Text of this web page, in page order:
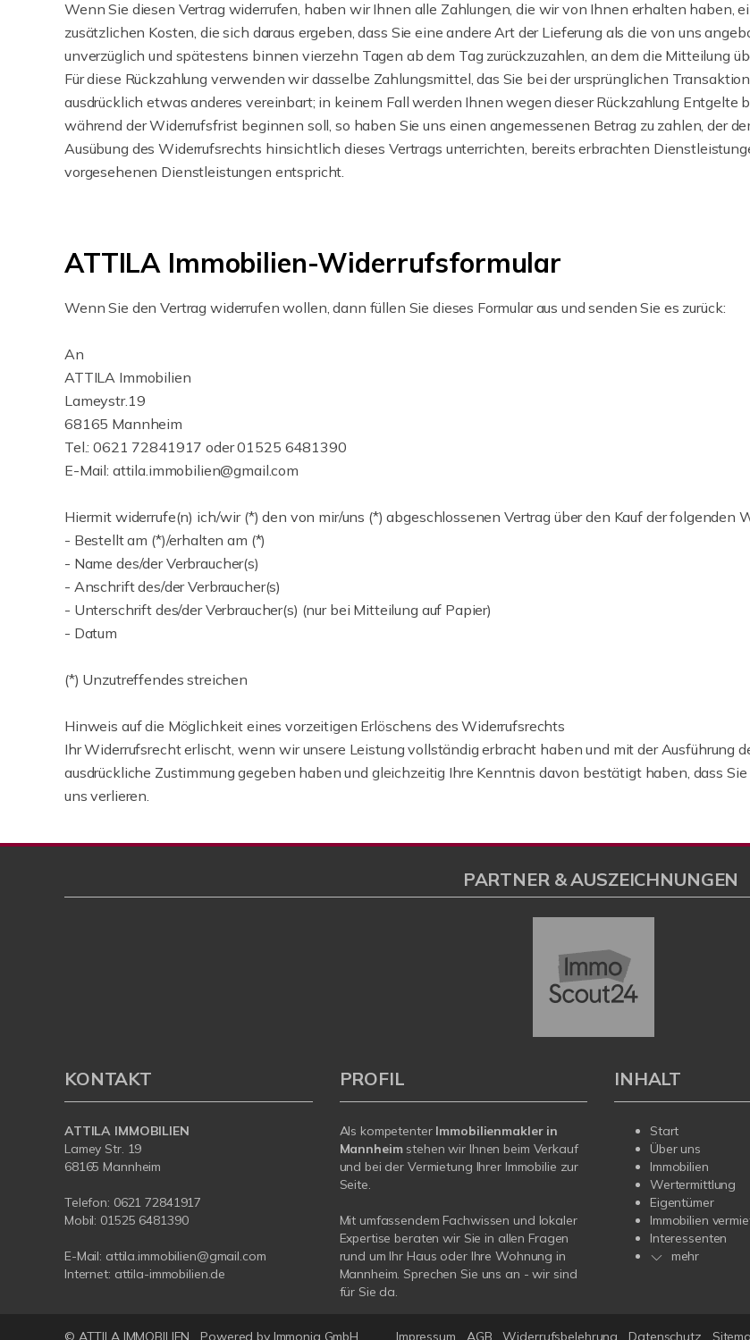
Wenn Sie diesen Vertrag widerrufen, haben wir Ihnen alle Zahlungen, die wir von Ihnen erhalten haben,
zusätzlichen Kosten, die sich daraus ergeben, dass Sie eine andere Art der Lieferung als die von uns
unverzüglich und spätestens binnen vierzehn Tagen ab dem Tag zurückzuzahlen, an dem die Mitteilung
Für diese Rückzahlung verwenden wir dasselbe Zahlungsmittel, das Sie bei der ursprünglichen
ausdrücklich etwas anderes vereinbart; in keinem Fall werden Ihnen wegen dieser Rückzahlung Entgelte
während der Widerrufsfrist beginnen soll, so haben Sie uns einen angemessenen Betrag zu zahlen, der
Ausübung des Widerrufsrechts hinsichtlich dieses Vertrags unterrichten, bereits erbrachten
vorgesehenen Dienstleistungen entspricht.
ATTILA Immobilien-Widerrufsformular
Wenn Sie den Vertrag widerrufen wollen, dann füllen Sie dieses Formular aus und senden Sie es zurück:
An
ATTILA Immobilien
Lameystr.19
68165 Mannheim
Tel.: 0621 72841917 oder 01525 6481390
E-Mail: attila.immobilien@gmail.com
Hiermit widerrufe(n) ich/wir (*) den von mir/uns (*) abgeschlossenen Vertrag über den Kauf der folgenden
- Bestellt am (*)/erhalten am (*)
- Name des/der Verbraucher(s)
- Anschrift des/der Verbraucher(s)
- Unterschrift des/der Verbraucher(s) (nur bei Mitteilung auf Papier)
- Datum
(*) Unzutreffendes streichen
Hinweis auf die Möglichkeit eines vorzeitigen Erlöschens des Widerrufsrechts
Ihr Widerrufsrecht erlischt, wenn wir unsere Leistung vollständig erbracht haben und mit der Ausführung
ausdrückliche Zustimmung gegeben haben und gleichzeitig Ihre Kenntnis davon bestätigt haben, dass
uns verlieren.
PARTNER & AUSZEICHNUNGEN
KONTAKT
ATTILA IMMOBILIEN
Lamey Str. 19
68165 Mannheim
Telefon: 0621 72841917
Mobil: 01525 6481390
E-Mail: attila.immobilien@gmail.com
Internet: attila-immobilien.de
PROFIL
Als kompetenter Immobilienmakler in
Mannheimstehen wir Ihnen beim Verkauf
und bei der Vermietung Ihrer Immobilie zur
Seite.
Mit umfassendem Fachwissen und lokaler
Expertise beraten wir Sie in allen Fragen
rund um Ihr Haus oder Ihre Wohnung in
Mannheim. Sprechen Sie uns an - wir sind
für Sie da.
INHALT
Start
Über uns
Immobilien
Wertermittlung
Eigentümer
Immobilien
Interessenten
mehr
© ATTILA IMMOBILIEN Powered by Immonia GmbH Impressum AGB Widerrufsbelehrung Datenschutz